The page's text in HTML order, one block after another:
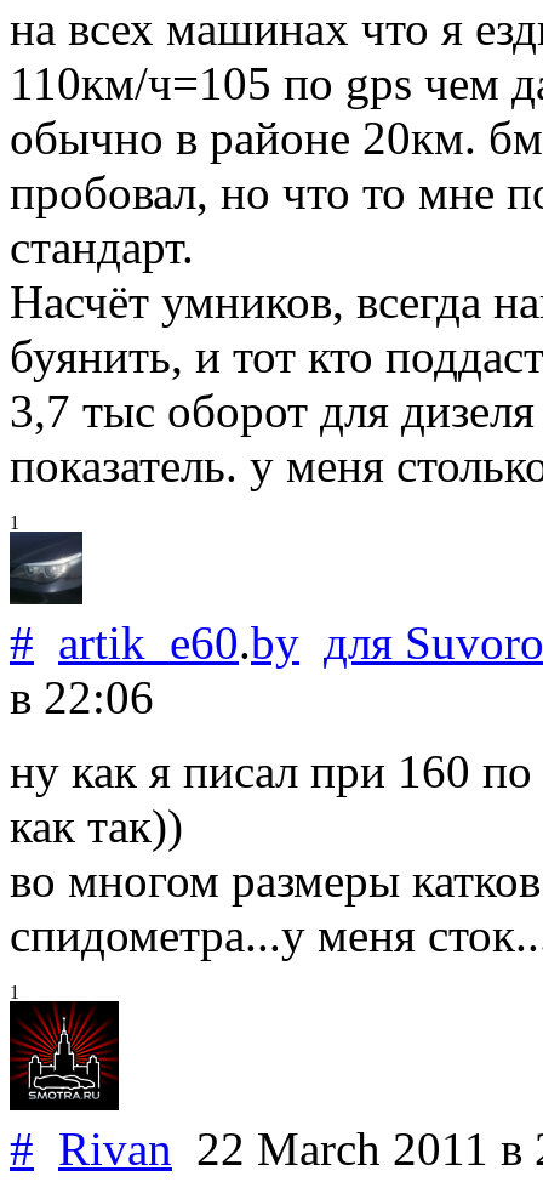
на всех машинах что я
110км/ч=105 по gps чем
обычно в районе 20км.
пробовал, но что то мне
стандарт.
Насчёт умников, всегда
буянить, и тот кто
3,7 тыс оборот для
показатель. у меня
1
# artik_e60.by для
в 22:06
ну как я писал при 160
как так))
во многом размеры
спидометра...у меня
1
# Rivan 22 March 2011 в